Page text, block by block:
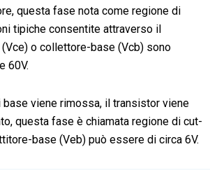
questa fase nota come regione di
tipiche consentite attraverso il
o collettore-base (Vcb) sono
60V.
base viene rimossa, il transistor viene
questa fase è chiamata regione di cut-
base (Veb) può essere di circa 6V.